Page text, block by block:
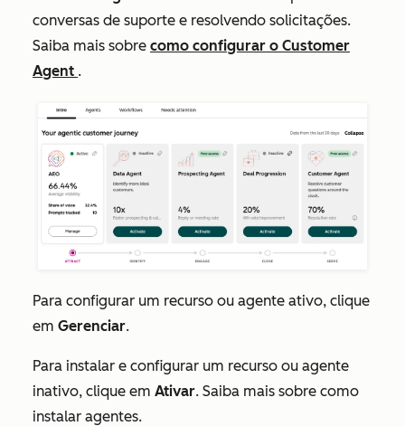
conversas de suporte e resolvendo solicitações.
Saiba mais sobre como configurar o Customer
Agent .
Para configurar um recurso ou agente ativo, clique
em Gerenciar.
Para instalar e configurar um recurso ou agente
inativo, clique em Ativar. Saiba mais sobre como
instalar agentes.